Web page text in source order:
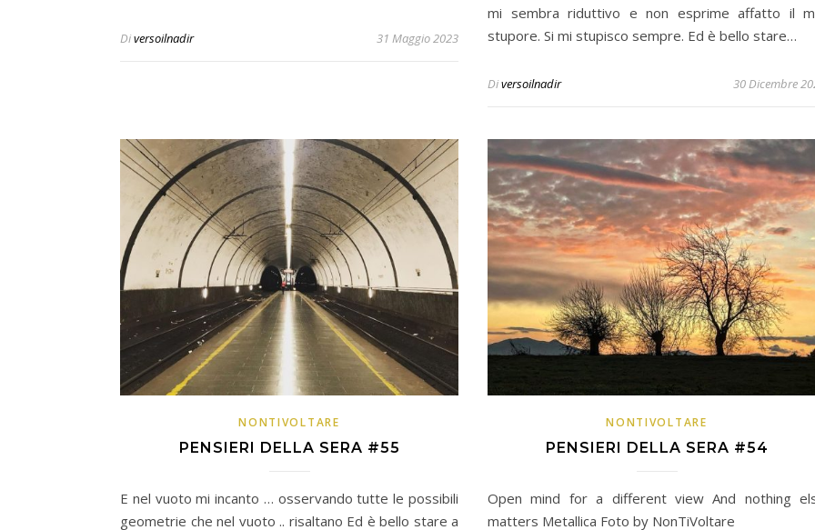
Diversoilnadir 31 Maggio 2023
mi sembra riduttivo e non esprime affatto il
stupore. Si mi stupisco sempre. Ed è bello stare…
Diversoilnadir 30 Dicembre
NONTIVOLTARE
PENSIERI DELLA SERA #55
E nel vuoto mi incanto … osservando tutte le possibili
geometrie che nel vuoto .. risaltano Ed è bello stare a
NONTIVOLTARE
PENSIERI DELLA SERA #54
Open mind for a different view And nothing
matters Metallica Foto by NonTiVoltare